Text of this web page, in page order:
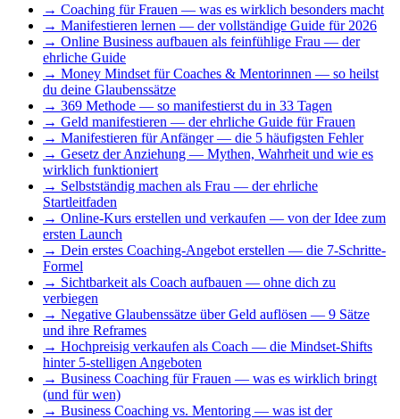
→ Coaching für Frauen — was es wirklich besonders macht
→ Manifestieren lernen — der vollständige Guide für 2026
→ Online Business aufbauen als feinfühlige Frau — der
ehrliche Guide
→ Money Mindset für Coaches & Mentorinnen — so heilst
du deine Glaubenssätze
→ 369 Methode — so manifestierst du in 33 Tagen
→ Geld manifestieren — der ehrliche Guide für Frauen
→ Manifestieren für Anfänger — die 5 häufigsten Fehler
→ Gesetz der Anziehung — Mythen, Wahrheit und wie es
wirklich funktioniert
→ Selbstständig machen als Frau — der ehrliche
Startleitfaden
→ Online-Kurs erstellen und verkaufen — von der Idee zum
ersten Launch
→ Dein erstes Coaching-Angebot erstellen — die 7-Schritte-
Formel
→ Sichtbarkeit als Coach aufbauen — ohne dich zu
verbiegen
→ Negative Glaubenssätze über Geld auflösen — 9 Sätze
und ihre Reframes
→ Hochpreisig verkaufen als Coach — die Mindset-Shifts
hinter 5-stelligen Angeboten
→ Business Coaching für Frauen — was es wirklich bringt
(und für wen)
→ Business Coaching vs. Mentoring — was ist der